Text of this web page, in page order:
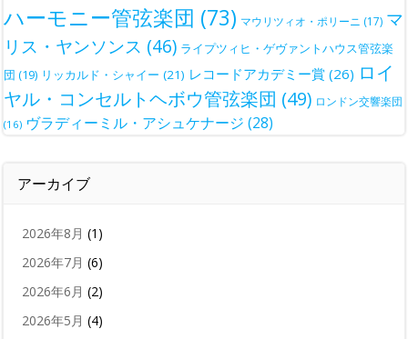
ハーモニー管弦楽団 (73) マウリツィオ・ポリーニ (17) マ
リス・ヤンソンス (46) ライプツィヒ・ゲヴァントハウス管弦楽
団 (19) リッカルド・シャイー (21) レコードアカデミー賞 (26) ロイ
ヤル・コンセルトヘボウ管弦楽団 (49) ロンドン交響楽団
(16) ヴラディーミル・アシュケナージ (28)
アーカイブ
2026年8月 (1)
2026年7月 (6)
2026年6月 (2)
2026年5月 (4)